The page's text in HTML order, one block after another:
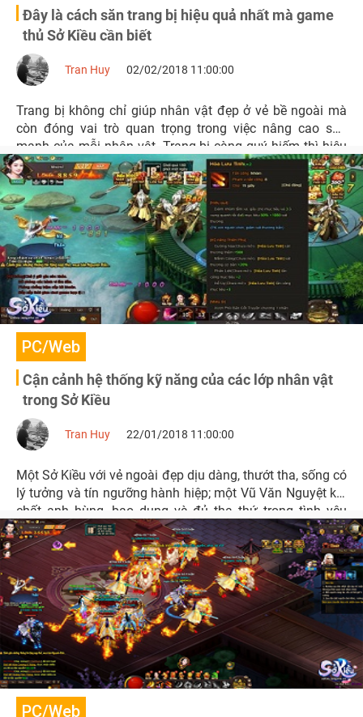
Đây là cách săn trang bị hiệu quả nhất mà game
thủ Sở Kiều cần biết
Tran Huy 02/02/2018 11:00:00
Trang bị không chỉ giúp nhân vật đẹp ở vẻ bề ngoài mà
còn đóng vai trò quan trọng trong việc nâng cao sức
mạnh của mỗi nhân vật. Trang bị càng quý hiếm thì hiệu
ứng hỗ trợ càng cao và càng được game thủ mong muốn
sở hữu.
PC/Web
Cận cảnh hệ thống kỹ năng của các lớp nhân vật
trong Sở Kiều
Tran Huy 22/01/2018 11:00:00
Một Sở Kiều với vẻ ngoài đẹp dịu dàng, thướt tha, sống có
lý tưởng và tín ngưỡng hành hiệp; một Vũ Văn Nguyệt khí
chất anh hùng, bao dung và đủ tha thứ trong tình yêu
cùng một Yến Tuân kiêu ngạo, xuất chúng.
PC/Web